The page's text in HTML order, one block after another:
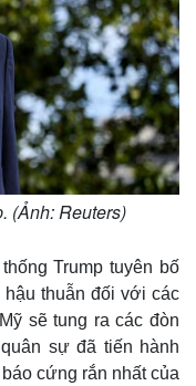
(Ảnh: Reuters)
Trump tuyên bố
thuẫn đối với các
sẽ tung ra các đòn
sự đã tiến hành
cứng rắn nhất của